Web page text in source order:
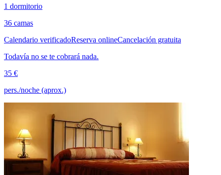
1 dormitorio
36 camas
Calendario verificadoReserva onlineCancelación gratuita
Todavía no se te cobrará nada.
35 €
pers./noche (aprox.)